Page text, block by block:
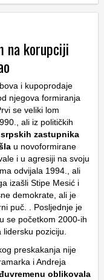
na korupciji
i kupoprodaje
njegova formiranja
se veliki lom
ali iz političkih
zastupnika
u novoformirane
i u agresiji na svoju
odvijala 1994., ali
izašli Stipe Mesić i
demokrate, ali je
puč. . Posljednje je
se početkom 2000-ih
poziciju.
preskakanja nije
i Andreja
oblikovala